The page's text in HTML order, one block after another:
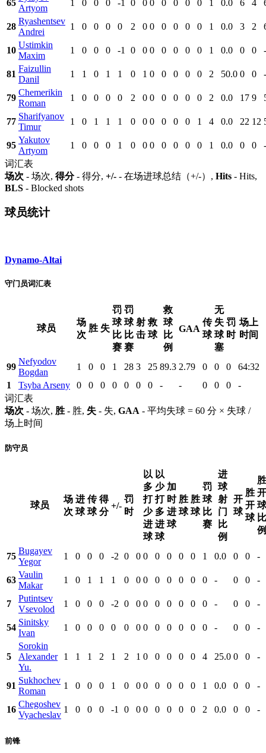
65
Artyom
1 0 0 0 -1 0 0 0 0 0 0 0 1 0.0 6 4
28
Ryashentsev
Andrei
1 0 0 0 0 2 0 0 0 0 0 0 1 0.0 3 2
10
Ustimkin
Maxim
1 0 0 0 -1 0 0 0 0 0 0 0 1 0.0 0 0 -
81
Faizullin
Danil
1 1 0 1 1 0 1 0 0 0 0 0 2 50.0 0 0 -
79
Chemerikin
Roman
1 0 0 0 0 2 0 0 0 0 0 0 2 0.0 17 9
77
Sharifyanov
Timur
1 0 1 1 1 0 0 0 0 0 0 1 4 0.0 22 12
95
Yakutov
Artyom
1 0 0 0 1 0 0 0 0 0 0 0 1 0.0 0 0
-
词汇表
场次 - 场次, 得分- 得分, +/- - 在场进球总结（+/-）, Hits - Hits,
BLS - Blocked shots
球员统计
Dynamo-Altai
守门员词汇表
球员
场
次
胜 失
罚
球
比
赛
罚
球
比
赛
射
击
救
球
救
球
比
例
GAA
传
球
无
失
球
塞
罚
时
场上
时间
99
Nefyodov
Bogdan
1 0 0 1 28 3 25 89.3 2.79 0 0 0
64:32
1
Tsyba Arseny 0 0 0 0 0 0 0 - - 0 0 0
-
词汇表
场次 - 场次, 胜 - 胜, 失 - 失, GAA - 平均失球 = 60 分 × 失球 /
场上时间
防守员
球员
场
次
进
球
传
球
得
分
+/-
罚
时
以
多
打
少
进
球
以
少
打
多
进
球
加
时
进
球
胜
球
胜
球
罚
球
比
赛
进
球
射
门
比
例
开
球
胜
开
球
胜
开
球
比
例
75
Bugayev
Yegor
1 0 0 0 -2 0 0 0 0 0 0 0 1 0.0 0 0 -
63
Vaulin
Makar
1 0 1 1 1 0 0 0 0 0 0 0 0 - 0 0 -
7
Putintsev
Vsevolod
1 0 0 0 -2 0 0 0 0 0 0 0 0 - 0 0 -
54
Sinitsky
Ivan
1 0 0 0 0 0 0 0 0 0 0 0 0 - 0 0 -
5
Sorokin
Alexander
Yu.
1 1 1 2 1 2 1 0 0 0 0 0 4 25.0 0 0 -
91
Sukhochev
Roman
1 0 0 0 1 0 0 0 0 0 0 0 1 0.0 0 0 -
16
Chegoshev
Vyacheslav
1 0 0 0 -1 0 0 0 0 0 0 0 2 0.0 0 0 -
前锋